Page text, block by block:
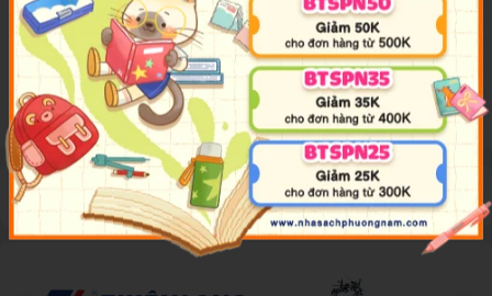
word, number and picture puzzles for young children. Spot
the difference between long-necked leaf-eaters and toothy
tyrannosaurs, lead a team of scientists through a maze to a
pit full of fossils, complete a dinosaur wordsearch and more.
Đánh giá sản phẩm